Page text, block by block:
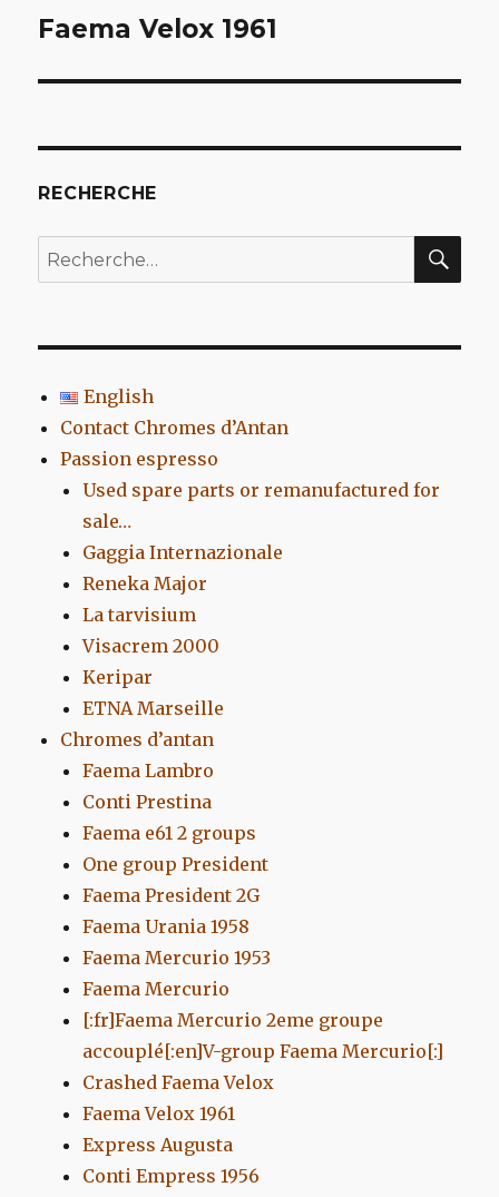
de
Faema Velox 1961
RECHERCHE
Recherche
pour
English
Contact Chromes d’Antan
Passion espresso
Used spare parts or remanufactured for
sale…
Gaggia Internazionale
Reneka Major
La tarvisium
Visacrem 2000
Keripar
ETNA Marseille
Chromes d’antan
Faema Lambro
Conti Prestina
Faema e61 2 groups
One group President
Faema President 2G
Faema Urania 1958
Faema Mercurio 1953
Faema Mercurio
[:fr]Faema Mercurio 2eme groupe
accouplé[:en]V-group Faema Mercurio[:]
Crashed Faema Velox
Faema Velox 1961
Express Augusta
Conti Empress 1956